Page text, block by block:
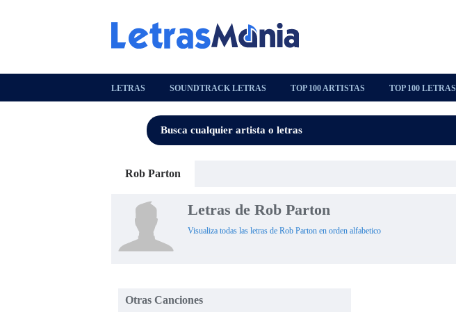
LETRAS SOUNDTRACK LETRAS TOP 100 ARTISTAS TOP 100 LETRAS
Rob Parton
Letras de Rob Parton
Visualiza todas las letras de Rob Parton en orden alfabetico
Otras Canciones